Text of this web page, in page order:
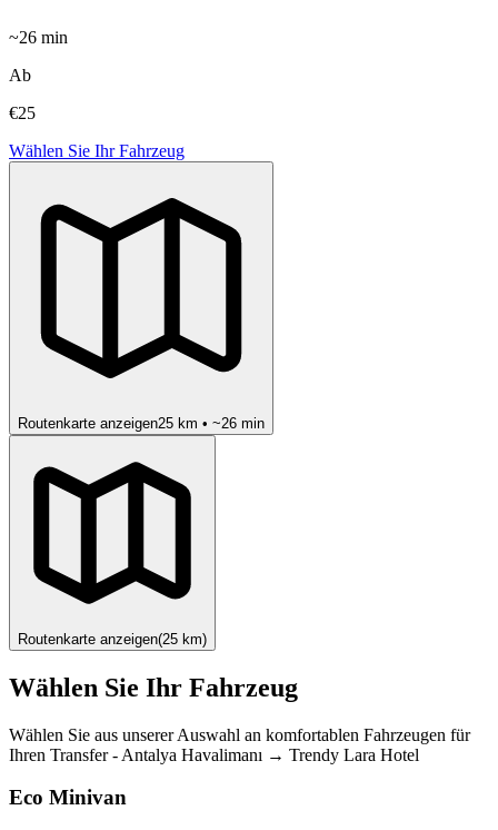
~26 min
Ab
€25
Wählen Sie Ihr Fahrzeug
Routenkarte anzeigen25 km • ~26 min
Routenkarte anzeigen(25 km)
Wählen Sie Ihr Fahrzeug
Wählen Sie aus unserer Auswahl an komfortablen Fahrzeugen für
Ihren Transfer- Antalya Havalimanı → Trendy Lara Hotel
Eco Minivan